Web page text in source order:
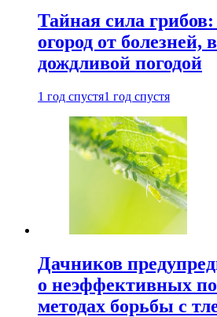
Тайная сила
огород от
дождливой погодой
1 год спустя1 год спустя
Дачников
о неэффективных
методах борьбы с